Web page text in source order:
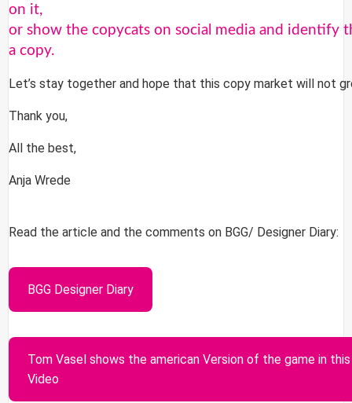
on it,
or show the copycats on social media and identify
a copy.
Let’s stay together and hope that this copy market will not
Thank you,
All the best,
Anja Wrede
Read the article and the comments on BGG/ Designer Diary:
BGG Designer Diary
Tom Vasel shows the american Version of the game in this
Video